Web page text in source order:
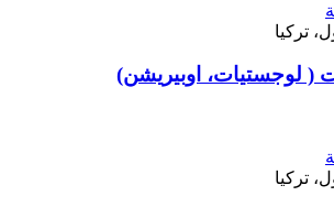
تركيا
( لوجستيات، اوبيريشن)
تركيا